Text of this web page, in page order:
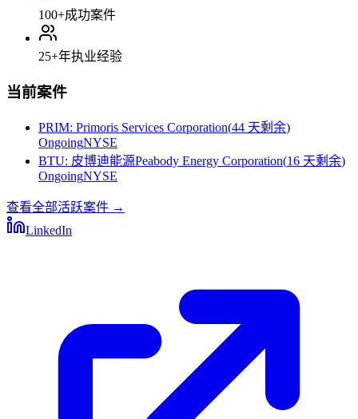
100+成功案件
25+年执业经验
当前案件
PRIM: Primoris Services Corporation(44 天剩余)
OngoingNYSE
BTU: 皮博迪能源Peabody Energy Corporation(16 天剩余)
OngoingNYSE
查看全部活跃案件 →
LinkedIn